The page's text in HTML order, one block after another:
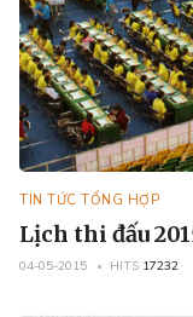
TIN TỨC TỔNG HỢP
Lịch thi đấu
04-05-2015 HITS 17232